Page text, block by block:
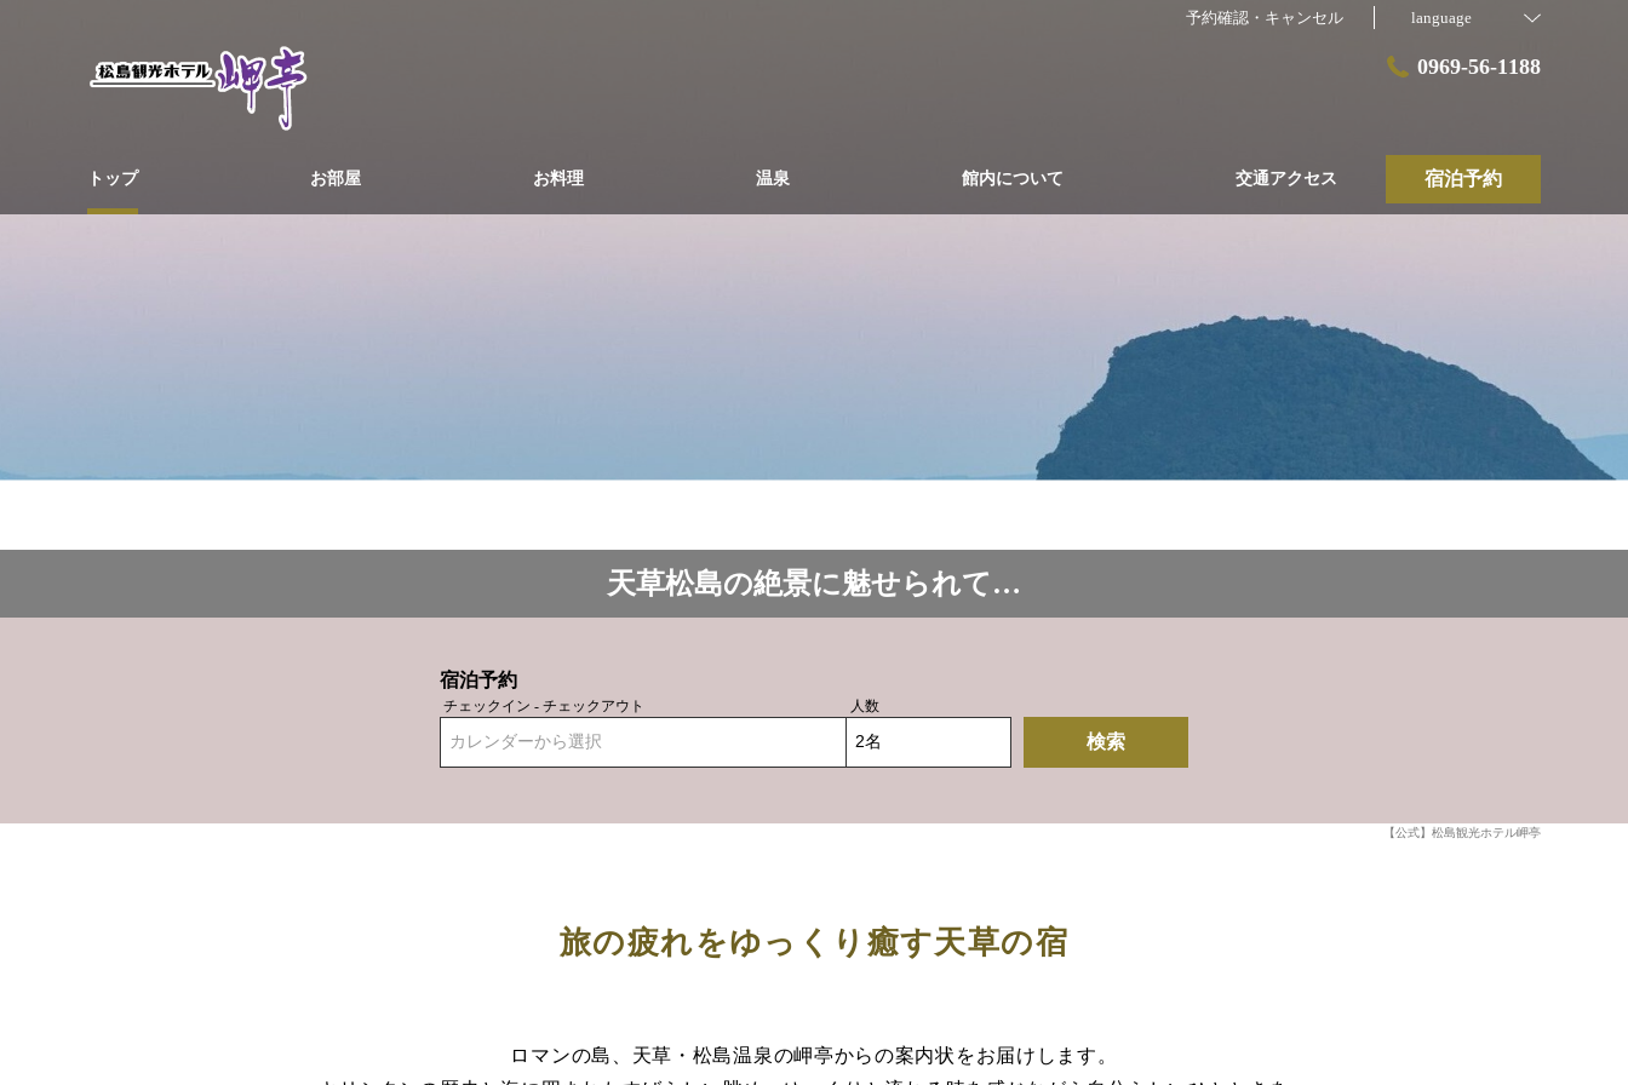
予約確認・キャンセル language
0969-56-1188
トップ お部屋 お料理 温泉 館内について 交通アクセス 宿泊予約
天草松島の絶景に魅せられて…
宿泊予約
チェックイン - チェックアウト
カレンダーから選択
人数
検索
【公式】松島観光ホテル岬亭
旅の疲れをゆっくり癒す天草の宿
ロマンの島、天草・松島温泉の岬亭からの案内状をお届けします。